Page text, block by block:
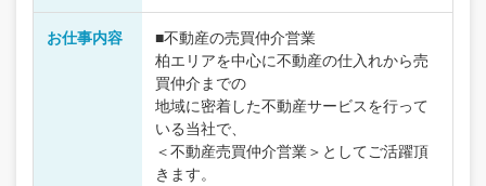
お仕事内容
■不動産の売買仲介営業
柏エリアを中心に不動産の仕入れから売
買仲介までの
地域に密着した不動産サービスを行って
いる当社で、
＜不動産売買仲介営業＞としてご活躍頂
きます。